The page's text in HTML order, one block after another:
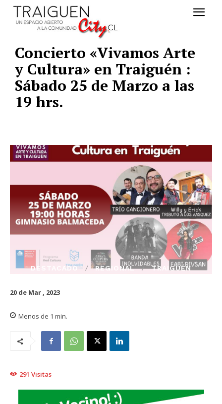
Concierto «Vivamos Arte
y Cultura» en Traiguén :
Sábado 25 de Marzo a las
19 hrs.
DESTACADO REGIONAL TRAIGUÉN
20 de Mar , 2023
Menos de 1 min.
291 Visitas